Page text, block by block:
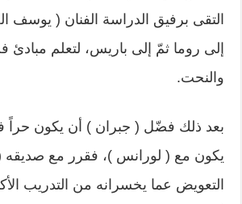
التقى برفيق الدراسة الفنان ( يوسف
إلى روما ثمّ إلى باريس، لتعلم مبادئ
والنحت.
بعد ذلك فضّل ( جبران ) أن يكون
يكون مع ( لورانس )، فقرر مع
التعويض عما يخسرانه من التدريب